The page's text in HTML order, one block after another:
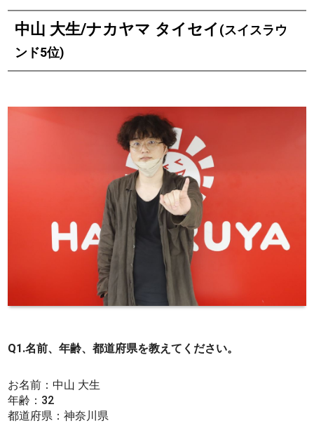
中山 大生/ナカヤマ タイセイ(スイスラウ
ンド5位)
Q1.名前、年齢、都道府県を教えてください。
お名前：中山 大生
年齢：32
都道府県：神奈川県